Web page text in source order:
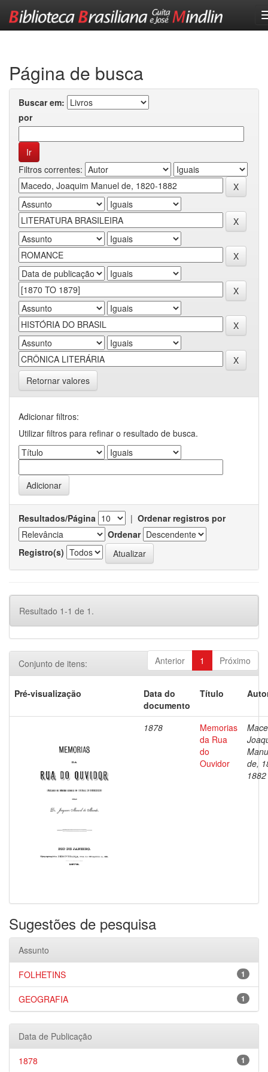
Página de busca
Buscar em:
por
Filtros correntes:
Retornar valores
Adicionar filtros:
Utilizar filtros para refinar o resultado de busca.
Resultados/Página | Ordenar registros por
Ordenar
Registro(s)
Resultado 1-1 de 1.
Anterior 1 Próximo
Conjunto de itens:
Pré-visualização
Data do
documento
Título
1878
Memorias
da Rua
do
Ouvidor
de,
1882
Sugestões de pesquisa
Assunto
1
FOLHETINS
1
GEOGRAFIA
Data de Publicação
1
1878